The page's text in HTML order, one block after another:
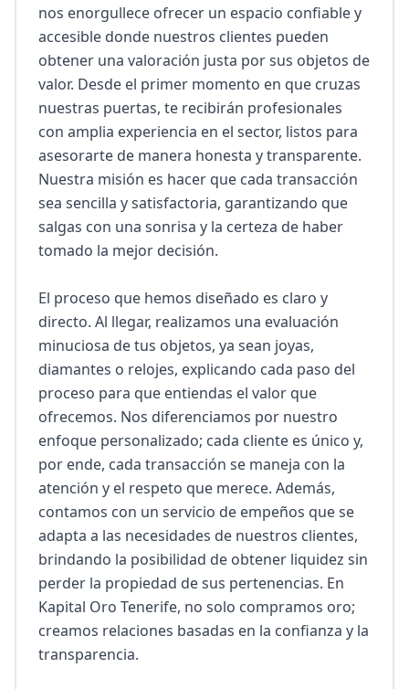
nos enorgullece ofrecer un espacio confiable y
accesible donde nuestros clientes pueden
obtener una valoración justa por sus objetos de
valor. Desde el primer momento en que cruzas
nuestras puertas, te recibirán profesionales
con amplia experiencia en el sector, listos para
asesorarte de manera honesta y transparente.
Nuestra misión es hacer que cada transacción
sea sencilla y satisfactoria, garantizando que
salgas con una sonrisa y la certeza de haber
tomado la mejor decisión.
El proceso que hemos diseñado es claro y
directo. Al llegar, realizamos una evaluación
minuciosa de tus objetos, ya sean joyas,
diamantes o relojes, explicando cada paso del
proceso para que entiendas el valor que
ofrecemos. Nos diferenciamos por nuestro
enfoque personalizado; cada cliente es único y,
por ende, cada transacción se maneja con la
atención y el respeto que merece. Además,
contamos con un servicio de empeños que se
adapta a las necesidades de nuestros clientes,
brindando la posibilidad de obtener liquidez sin
perder la propiedad de sus pertenencias. En
Kapital Oro Tenerife, no solo compramos oro;
creamos relaciones basadas en la confianza y la
transparencia.